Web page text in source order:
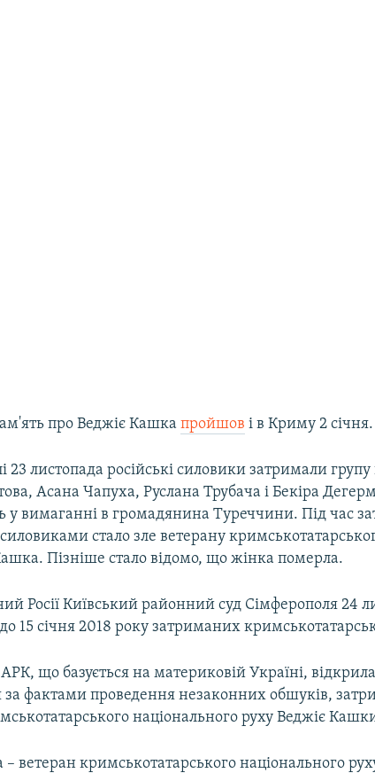
про Веджіє Кашкапройшов і в Криму 2 січня.
23 листопада російські силовики затримали
Асана Чапуха, Руслана Трубача і Бекіра
у вимаганні в громадянина Туреччини. Під час
стало зле ветерану
Пізніше стало відомо, що жінка померла.
Росії Київський районний суд Сімферополя 24
15 січня 2018 року затриманих
що базується на материковій Україні,
фактами проведення незаконних обшуків,
національного руху Веджіє
ветеран кримськотатарського національного